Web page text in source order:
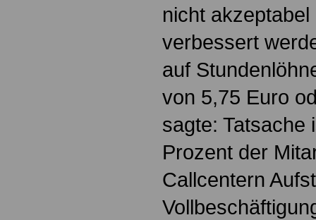
nicht
verbessert
auf
von 5,75 Euro
sagte: Tatsache
Prozent der
Callcentern